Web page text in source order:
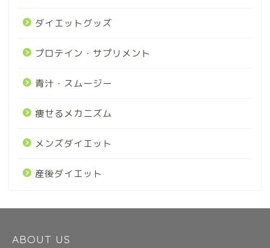
ダイエットグッズ
プロテイン・サプリメント
青汁・スムージー
痩せるメカニズム
メンズダイエット
産後ダイエット
ABOUT US